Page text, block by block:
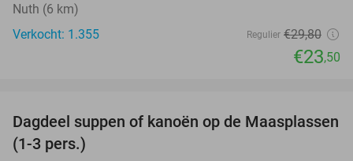
Nuth (6 km)
Verkocht: 1.355
Regulier €29,80
€23,50
43%
Dagdeel suppen of kanoën op de Maasplassen
(1-3 pers.)